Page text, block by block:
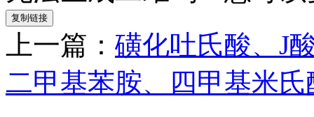
复制链接
上一篇： 磺化吐氏酸、J
二甲基苯胺、四甲基米